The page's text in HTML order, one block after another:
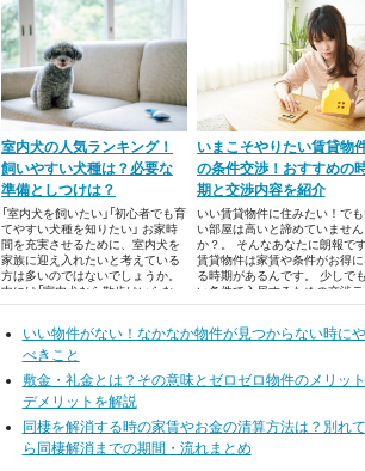
室内犬の人気ランキング！
飼いやすい犬種は？必要な
準備としつけは？
「室内犬を飼いたい」「初心者でも育
てやすい犬種を知りたい」 お家時
間を充実させるために、室内犬を
家族に迎え入れたいと考えている
方は多いのではないでしょうか。
中には「室内犬なら散歩はいらな
い」といった誤解もあるようです。
ている人に向けて、室内犬の人気
ランキングや室内犬を飼う時に必
介します。
いまこそやりたい賃貸物
の条件交渉！おすすめの
期と交渉内容を紹介
いい賃貸物件に住みたい！でも
い部屋は高いと諦めていません
か？。 そんなあなたに朗報です
賃貸物件は家賃や条件がお得に
る時期があるんです。 少しで
い条件で入居するための交渉テ
ニックをご紹介いたします。
・家賃、時期、設備の条件交渉
いい物件がない！なかなか物件が見つからない時に
べきこと
敷金・礼金とは？その意味とゼロゼロ物件のメリット
デメリットを解説
同棲を解消する時の家賃やお金の清算方法は？別れ
ら同棲解消までの期間・流れまとめ